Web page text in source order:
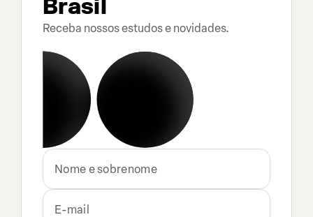
Brasil
Receba nossos estudos e novidades.